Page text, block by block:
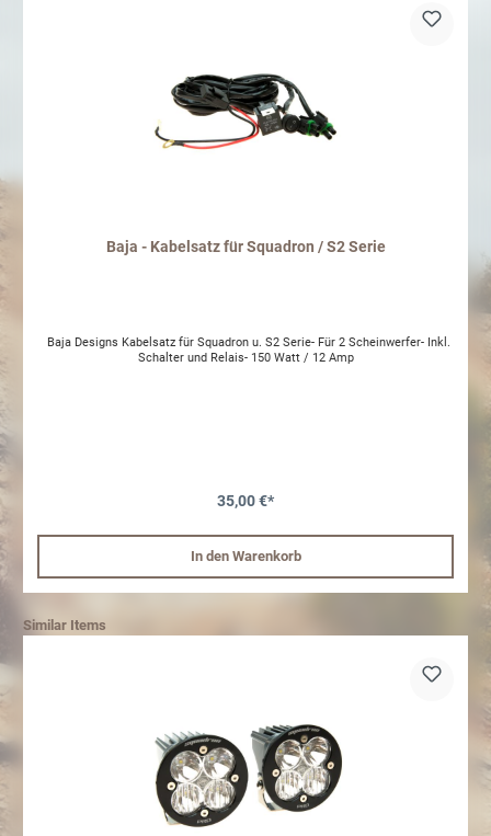
Baja - Kabelsatz für Squadron / S2 Serie
Baja Designs Kabelsatz für Squadron u. S2 Serie- Für 2 Scheinwerfer- Inkl.
Schalter und Relais- 150 Watt / 12 Amp
35,00 €*
In den Warenkorb
Similar Items